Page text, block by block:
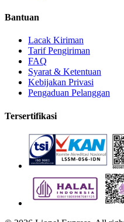
Bantuan
Lacak Kiriman
Tarif Pengiriman
FAQ
Syarat & Ketentuan
Kebijakan Privasi
Pengaduan Pelanggan
Tersertifikasi